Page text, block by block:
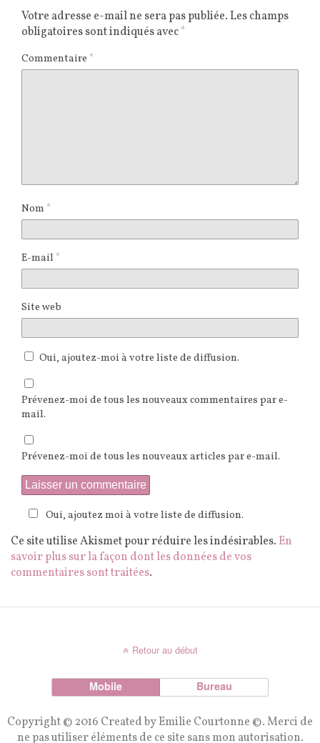
Votre adresse e-mail ne sera pas publiée.Les champs
obligatoires sont indiqués avec*
Commentaire *
Nom *
E-mail *
Site web
Oui, ajoutez-moi à votre liste de diffusion.
Prévenez-moi de tous les nouveaux commentaires par e-
mail.
Prévenez-moi de tous les nouveaux articles par e-mail.
Oui, ajoutez moi à votre liste de diffusion.
Ce site utilise Akismet pour réduire les indésirables. En
savoir plus sur la façon dont les données de vos
commentaires sont traitées.
Retour au début
Mobile Bureau
Copyright © 2016 Created by Emilie Courtonne ©. Merci de
ne pas utiliser éléments de ce site sans mon autorisation.